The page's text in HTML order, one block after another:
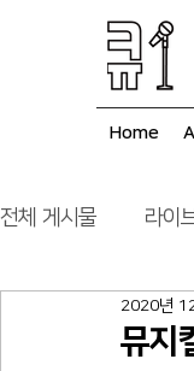
Home
전체 게시물 라이
음향 시스템 컨설
뮤지
2020년